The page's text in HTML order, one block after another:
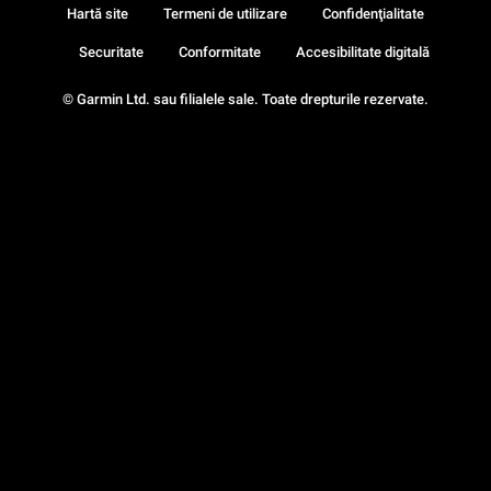
© Garmin Ltd. sau filialele sale. Toate drepturile rezervate.
Hartă site Termeni de utilizare Confidenţialitate
Securitate Conformitate Accesibilitate digitală